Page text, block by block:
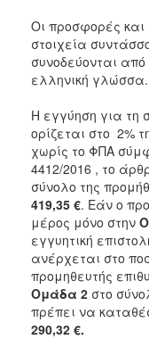
Οι προσφορές
στοιχεία
συνοδεύονται
ελληνική γλώσσα.
Η εγγύηση για τη
ορίζεται στο 2%
χωρίς το ΦΠΑ
4412/2016 , το
σύνολο της
419,35 €. Εάν ο
μέρος μόνο στην
εγγυητική
ανέρχεται στο
προμηθευτής
Ομάδα 2 στο
πρέπει να
290,32 €.